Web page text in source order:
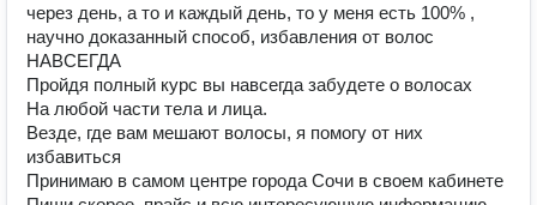
через день, а то и каждый день, то у меня есть 100% ,
научно доказанный способ, избавления от волос
НАВСЕГДА
Пройдя полный курс вы навсегда забудете о волосах
На любой части тела и лица.
Везде, где вам мешают волосы, я помогу от них
избавиться
Принимаю в самом центре города Сочи в своем кабинете